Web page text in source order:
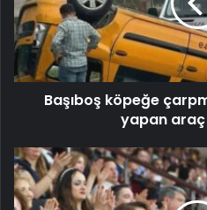
Başıboş köpeğe
yapan